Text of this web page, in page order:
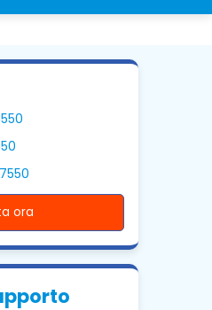
ora